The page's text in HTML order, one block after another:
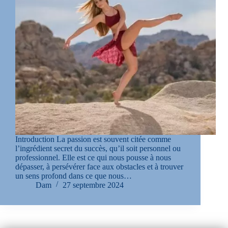
Introduction La passion est souvent citée comme
l’ingrédient secret du succès, qu’il soit personnel ou
professionnel. Elle est ce qui nous pousse à nous
dépasser, à persévérer face aux obstacles et à trouver
un sens profond dans ce que nous…
Dam
27 septembre 2024